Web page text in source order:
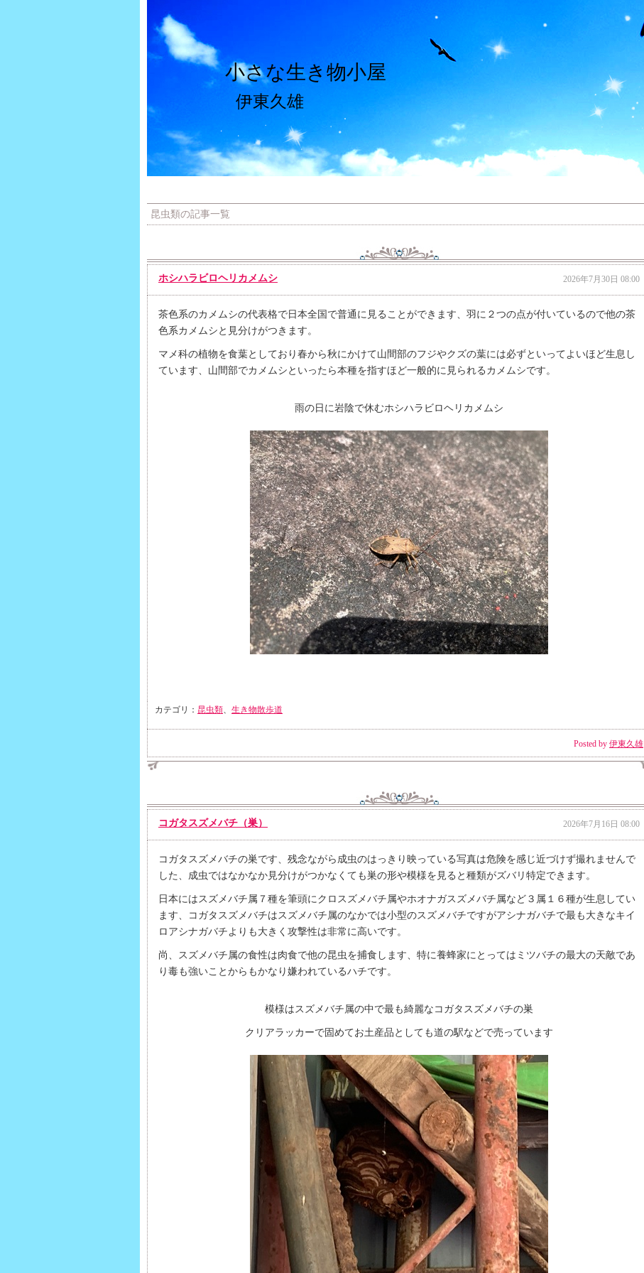
小さな生き物小屋
伊東久雄
昆虫類の記事一覧
ホシハラビロヘリカメムシ 2026年7月30日 08:00
茶色系のカメムシの代表格で日本全国で普通に見ることができます、羽に２つの点が付いているので他の茶
色系カメムシと見分けがつきます。
マメ科の植物を食葉としており春から秋にかけて山間部のフジやクズの葉には必ずといってよいほど生息し
ています、山間部でカメムシといったら本種を指すほど一般的に見られるカメムシです。
雨の日に岩陰で休むホシハラビロヘリカメムシ
カテゴリ： 昆虫類、 生き物散歩道
Posted by 伊東久雄
コガタスズメバチ（巣） 2026年7月16日 08:00
コガタスズメバチの巣です、残念ながら成虫のはっきり映っている写真は危険を感じ近づけず撮れませんで
した、成虫ではなかなか見分けがつかなくても巣の形や模様を見ると種類がズバリ特定できます。
日本にはスズメバチ属７種を筆頭にクロスズメバチ属やホオナガスズメバチ属など３属１６種が生息してい
ます、コガタスズメバチはスズメバチ属のなかでは小型のスズメバチですがアシナガバチで最も大きなキイ
ロアシナガバチよりも大きく攻撃性は非常に高いです。
尚、スズメバチ属の食性は肉食で他の昆虫を捕食します、特に養蜂家にとってはミツバチの最大の天敵であ
り毒も強いことからもかなり嫌われているハチです。
模様はスズメバチ属の中で最も綺麗なコガタスズメバチの巣
クリアラッカーで固めてお土産品としても道の駅などで売っています